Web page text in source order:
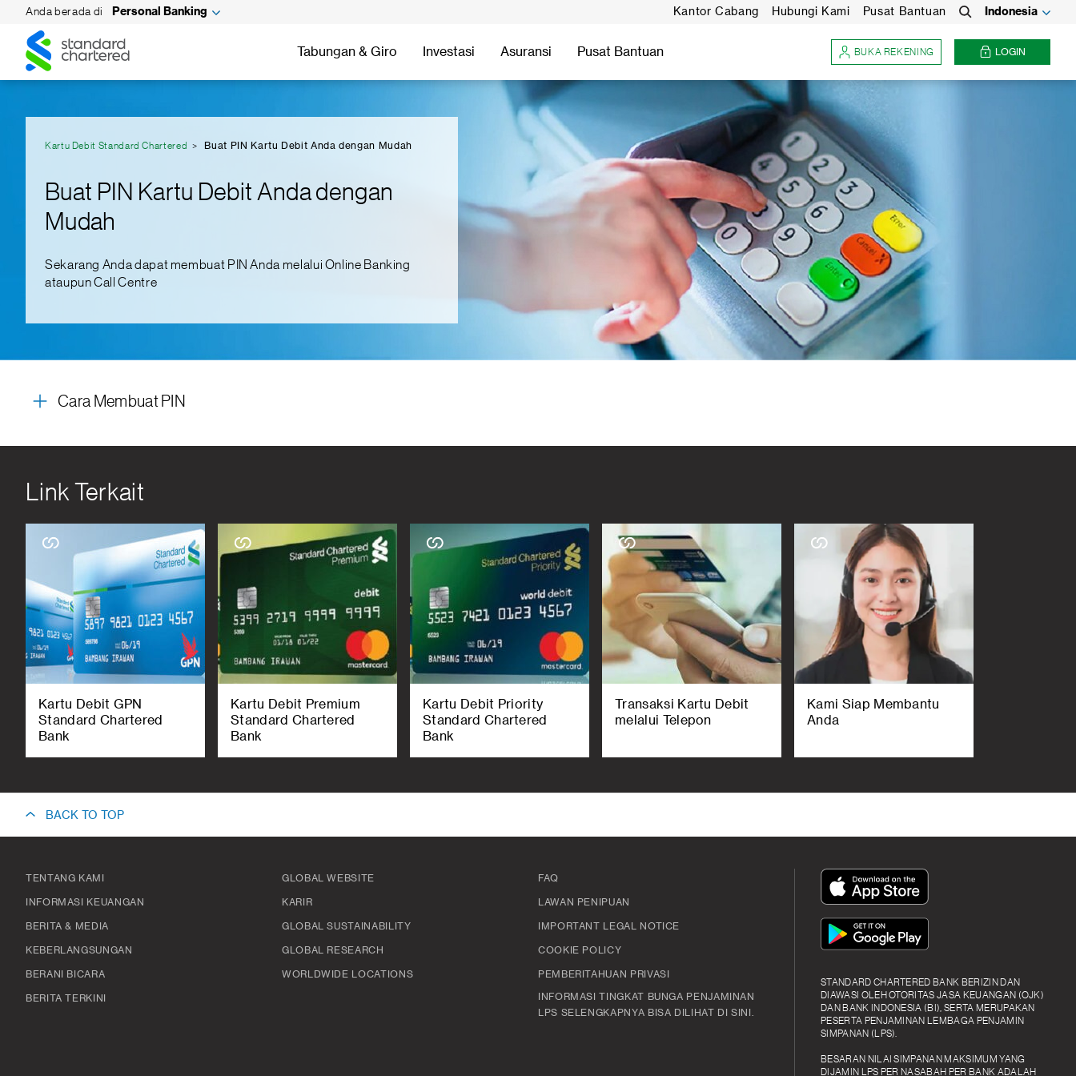
Anda berada di Personal Banking Kantor Cabang Hubungi Kami Pusat Bantuan
Search
Indonesia
Standard
Chartered
Standard
Chartered
Tabungan & Giro Investasi Asuransi Pusat Bantuan BUKA REKENING LOGIN
Kartu Debit Standard Chartered Buat PIN Kartu Debit Anda dengan Mudah
Buat PIN Kartu Debit Anda dengan
Mudah
Sekarang Anda dapat membuat PIN Anda melalui Online Banking
ataupun Call Centre
Cara Membuat PIN
Link Terkait
Kartu Debit GPN
Standard Chartered
Bank
Kartu Debit Premium
Standard Chartered
Bank
Kartu Debit Priority
Standard Chartered
Bank
Transaksi Kartu Debit
melalui Telepon
Kami Siap Membantu
Anda
BACK TO TOP
TENTANG KAMI
INFORMASI KEUANGAN
BERITA & MEDIA
KEBERLANGSUNGAN
BERANI BICARA
BERITA TERKINI
GLOBAL WEBSITE
KARIR
GLOBAL SUSTAINABILITY
GLOBAL RESEARCH
WORLDWIDE LOCATIONS
FAQ
LAWAN PENIPUAN
IMPORTANT LEGAL NOTICE
COOKIE POLICY
PEMBERITAHUAN PRIVASI
INFORMASI TINGKAT BUNGA PENJAMINAN
LPS SELENGKAPNYA BISA DILIHAT DI SINI.
App
Icon
App
Icon
STANDARD CHARTERED BANK BERIZIN DAN
DIAWASI OLEH OTORITAS JASA KEUANGAN (OJK)
DAN BANK INDONESIA (BI), SERTA MERUPAKAN
PESERTA PENJAMINAN LEMBAGA PENJAMIN
SIMPANAN (LPS).
BESARAN NILAI SIMPANAN MAKSIMUM YANG
DIJAMIN LPS PER NASABAH PER BANK ADALAH